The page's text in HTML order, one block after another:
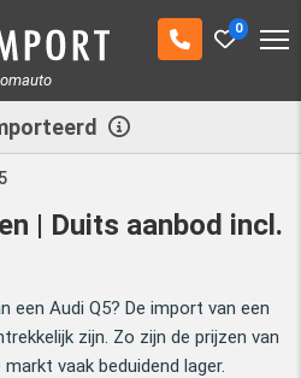
0
| Duits aanbod incl.
een Audi Q5? De import van een
zijn. Zo zijn de prijzen van
vaak beduidend lager.